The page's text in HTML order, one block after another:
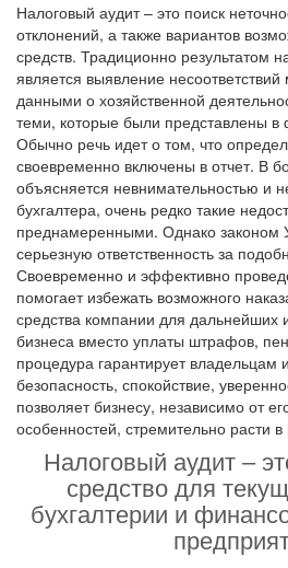
Налоговый аудит – это поиск
отклонений, а также вариантов
средств. Традиционно результатом
является выявление
данными о хозяйственной
теми, которые были представлены в
Обычно речь идет о том, что
своевременно включены в отчет. В
объясняется невнимательностью и
бухгалтера, очень редко такие
преднамеренными. Однако законом
серьезную ответственность за
Своевременно и эффективно
помогает избежать возможного
средства компании для дальнейших
бизнеса вместо уплаты штрафов,
процедура гарантирует владельцам
безопасность, спокойствие,
позволяет бизнесу, независимо от
особенностей, стремительно расти в
Налоговый аудит –
средство для
бухгалтерии и